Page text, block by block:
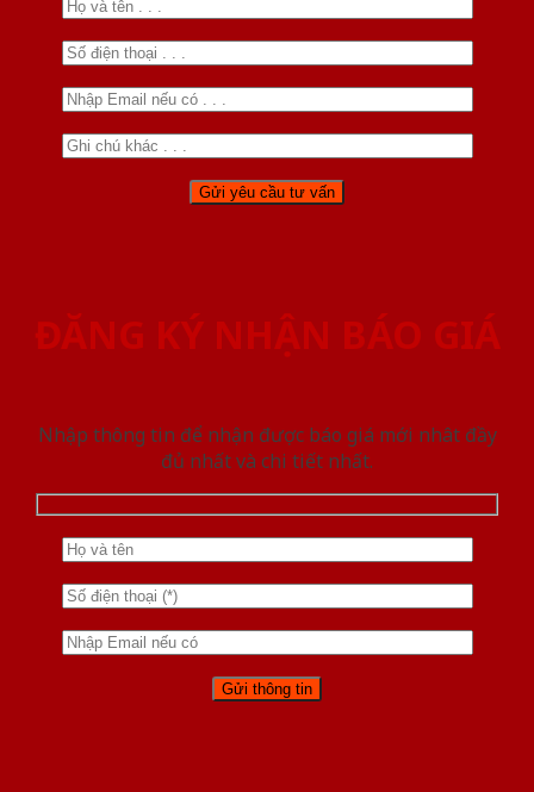
ĐĂNG KÝ NHẬN BÁO GIÁ
Nhập thông tin để nhận được báo giá mới nhât đầy
đủ nhất và chi tiết nhất.